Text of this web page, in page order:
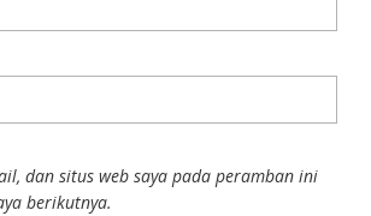
dan situs web saya pada peramban ini
berikutnya.